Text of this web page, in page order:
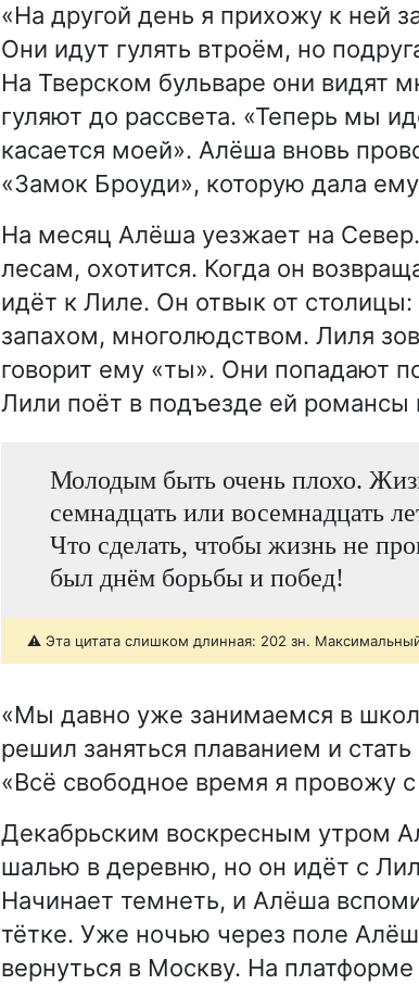
«На другой день я прихожу к ней
Они идут гулять втроём, но
На Тверском бульваре они видят
гуляют до рассвета. «Теперь мы
касается моей». Алёша вновь
«Замок Броуди», которую дала
На месяц Алёша уезжает на
лесам, охотится. Когда он
идёт к Лиле. Он отвык от
запахом, многолюдством. Лиля
говорит ему «ты». Они попадают
Лили поёт в подъезде ей романсы
Молодым быть очень плохо.
семнадцать или восемнадцать
Что сделать, чтобы жизнь не
был днём борьбы и побед!
⚠️ Эта цитата слишком длинная: 202 зн.
«Мы давно уже занимаемся в
решил заняться плаванием и
«Всё свободное время я
Декабрьским воскресным утром
шалью в деревню, но он идёт с
Начинает темнеть, и Алёша
тётке. Уже ночью через поле
вернуться в Москву. На